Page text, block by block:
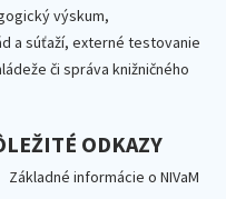
výskum,
a súťaží, externé testovanie
či správa knižničného
ODKAZY
Základné informácie o NIVaM